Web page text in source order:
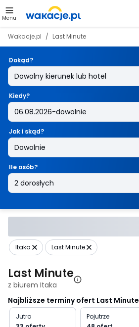
Menu
Wakacje.pl Last Minute
Dokąd?
Kiedy?
Jak i skąd?
Ile osób?
Last Minute
z biurem Itaka
Itaka Last Minute
Najbliższe terminy ofert Last Minute
Jutro
Pojutrze